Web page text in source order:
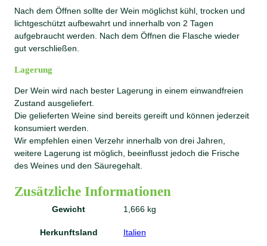
Nach dem Öffnen sollte der Wein möglichst kühl, trocken und
lichtgeschützt aufbewahrt und innerhalb von 2 Tagen
aufgebraucht werden. Nach dem Öffnen die Flasche wieder
gut verschließen.
Lagerung
Der Wein wird nach bester Lagerung in einem einwandfreien
Zustand ausgeliefert.
Die gelieferten Weine sind bereits gereift und können jederzeit
konsumiert werden.
Wir empfehlen einen Verzehr innerhalb von drei Jahren,
weitere Lagerung ist möglich, beeinflusst jedoch die Frische
des Weines und den Säuregehalt.
Zusätzliche Informationen
Gewicht 1,666 kg
Herkunftsland Italien